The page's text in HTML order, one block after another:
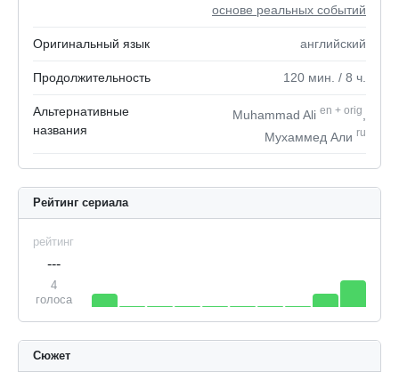
основе реальных событий
Оригинальный язык английский
Продолжительность 120 мин. / 8 ч.
Альтернативные
названия
Muhammad Ali en + orig
Мухаммед Али ru
Рейтинг сериала
рейтинг
---
4
голоса
Сюжет